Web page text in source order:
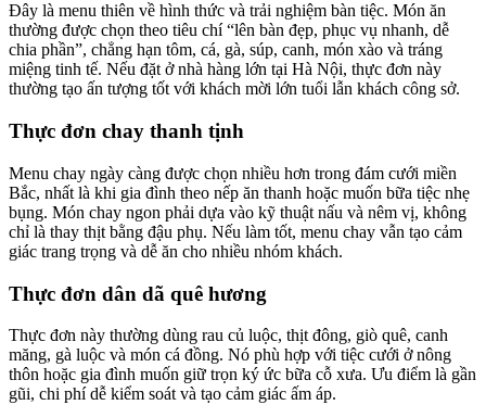
Đây là menu thiên về hình thức và trải nghiệm bàn tiệc. Món ăn
thường được chọn theo tiêu chí “lên bàn đẹp, phục vụ nhanh, dễ
chia phần”, chẳng hạn tôm, cá, gà, súp, canh, món xào và tráng
miệng tinh tế. Nếu đặt ở nhà hàng lớn tại Hà Nội, thực đơn này
thường tạo ấn tượng tốt với khách mời lớn tuổi lẫn khách công sở.
Thực đơn chay thanh tịnh
Menu chay ngày càng được chọn nhiều hơn trong đám cưới miền
Bắc, nhất là khi gia đình theo nếp ăn thanh hoặc muốn bữa tiệc nhẹ
bụng. Món chay ngon phải dựa vào kỹ thuật nấu và nêm vị, không
chỉ là thay thịt bằng đậu phụ. Nếu làm tốt, menu chay vẫn tạo cảm
giác trang trọng và dễ ăn cho nhiều nhóm khách.
Thực đơn dân dã quê hương
Thực đơn này thường dùng rau củ luộc, thịt đông, giò quê, canh
măng, gà luộc và món cá đồng. Nó phù hợp với tiệc cưới ở nông
thôn hoặc gia đình muốn giữ trọn ký ức bữa cỗ xưa. Ưu điểm là gần
gũi, chi phí dễ kiểm soát và tạo cảm giác ấm áp.